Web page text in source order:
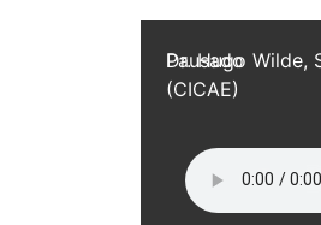
Pausado
Dr. Hugo Wilde,
(CICAE)